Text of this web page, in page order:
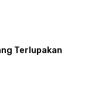
Terlupakan